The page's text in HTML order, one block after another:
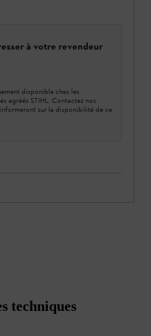
à votre revendeur
disponible chez les
agréés STIHL. Contactez nos
sur la disponibilité de ce
techniques